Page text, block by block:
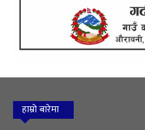
हाम्रो बारेमा